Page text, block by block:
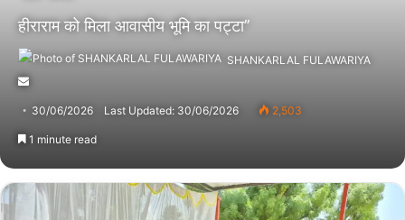
हीराराम को मिला आवासीय भूमि का पट्टा’’
SHANKARLAL FULAWARIYA
30/06/2026 Last Updated: 30/06/2026 2,503
1 minute read